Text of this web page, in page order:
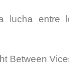
lucha entre
Between